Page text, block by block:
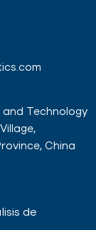
and Technology
China
de